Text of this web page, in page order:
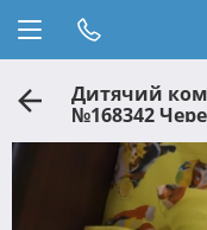
Дитячий
№168342